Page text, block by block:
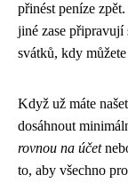
přinést peníze
jiné zase připravují
svátků, kdy
Když už máte
dosáhnout
rovnou na účet
to, aby všechno